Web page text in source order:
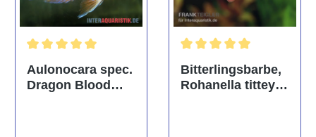
Aulonocara spec.
Dragon Blood
Bitterlingsbarbe,
Rohanella titteya,